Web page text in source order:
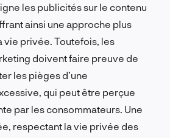
les publicités sur le contenu
ainsi une approche plus
vie privée. Toutefois, les
doivent faire preuve de
les pièges d’une
qui peut être perçue
par les consommateurs. Une
respectant la vie privée des